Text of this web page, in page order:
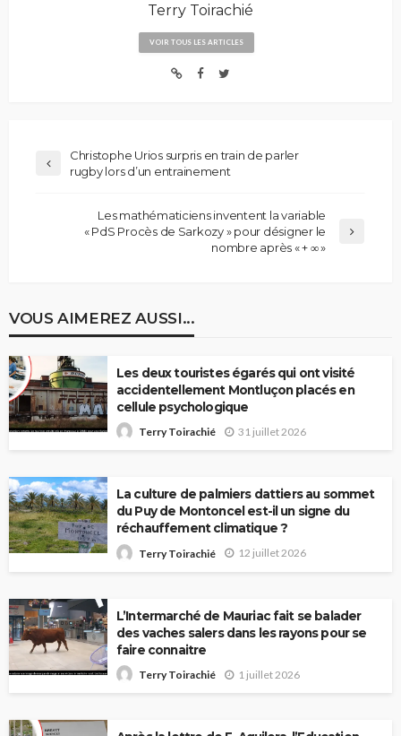
Terry Toirachié
VOIR TOUS LES ARTICLES
Christophe Urios surpris en train de parler
rugby lors d’un entrainement
Les mathématiciens inventent la variable
« PdS Procès de Sarkozy » pour désigner le
nombre après « + ∞ »
VOUS AIMEREZ AUSSI...
Les deux touristes égarés qui ont visité
accidentellement Montluçon placés en
cellule psychologique
Terry Toirachié 31 juillet 2026
La culture de palmiers dattiers au sommet
du Puy de Montoncel est-il un signe du
réchauffement climatique ?
Terry Toirachié 12 juillet 2026
L’Intermarché de Mauriac fait se balader
des vaches salers dans les rayons pour se
faire connaitre
Terry Toirachié 1 juillet 2026